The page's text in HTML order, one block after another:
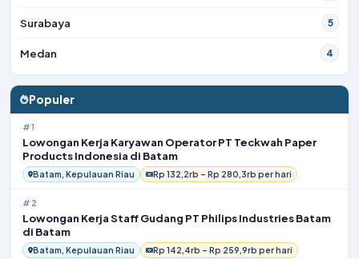
Surabaya 5
Medan 4
Populer
#1
Lowongan Kerja Karyawan Operator PT Teckwah Paper
Products Indonesia di Batam
Batam, Kepulauan Riau Rp 132,2rb – Rp 280,3rb per hari
#2
Lowongan Kerja Staff Gudang PT Philips Industries Batam
di Batam
Batam, Kepulauan Riau Rp 142,4rb – Rp 259,9rb per hari